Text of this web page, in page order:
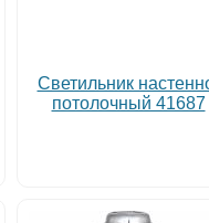
Светильник
потолочный 41687